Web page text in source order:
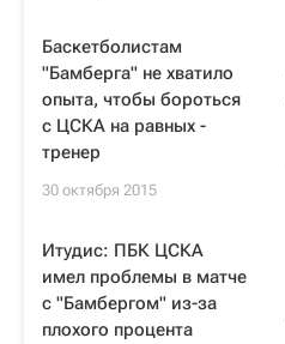
Баскетболистам
"Бамберга" не хватило
опыта, чтобы бороться
с ЦСКА на равных -
тренер
30 октября 2015
Итудис: ПБК ЦСКА
имел проблемы в матче
с "Бамбергом" из-за
плохого процента